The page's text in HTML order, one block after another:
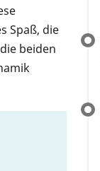
Spaß, die
beiden